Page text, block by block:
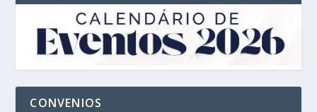
CONVENIOS